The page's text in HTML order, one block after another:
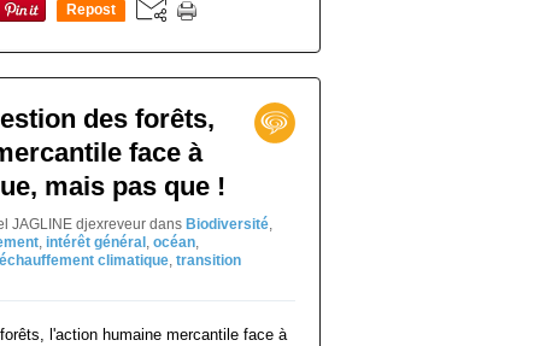
Repost
des forêts,
face à
mais pas que !
JAGLINE djexreveur dans Biodiversité,
, intérêt général , océan,
climatique, transition